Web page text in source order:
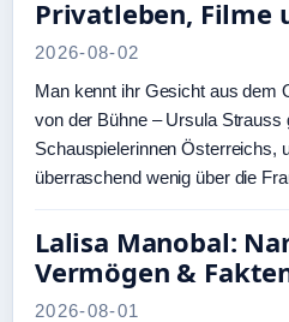
Privatleben, Filme
2026-08-02
Man kennt ihr Gesicht aus dem
von der Bühne – Ursula Strauss
Schauspielerinnen Österreichs,
überraschend wenig über die
Lalisa Manobal:
Vermögen &
2026-08-01